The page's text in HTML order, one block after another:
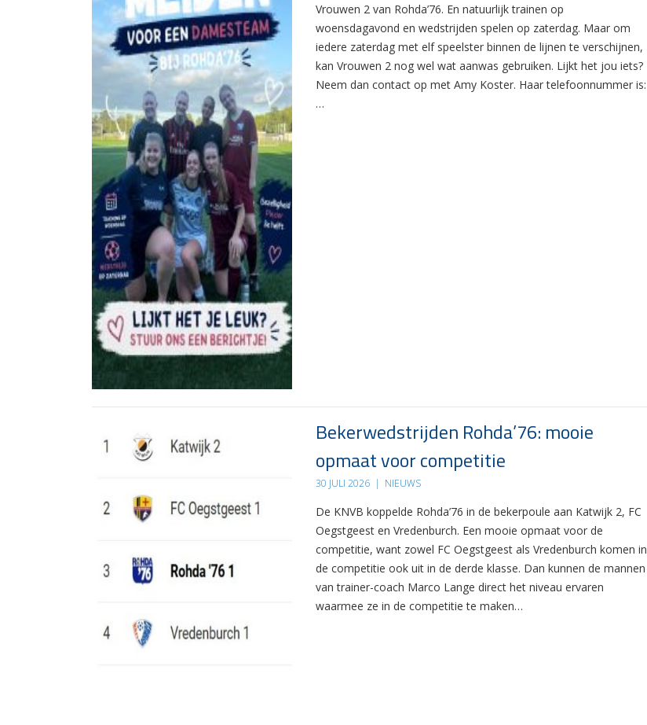
Vrouwen 2 van Rohda’76. En natuurlijk trainen op
woensdagavond en wedstrijden spelen op zaterdag. Maar om
iedere zaterdag met elf speelster binnen de lijnen te verschijnen,
kan Vrouwen 2 nog wel wat aanwas gebruiken. Lijkt het jou iets?
Neem dan contact op met Amy Koster. Haar telefoonnummer is:
…
Bekerwedstrijden Rohda’76: mooie
opmaat voor competitie
30 JULI 2026 | NIEUWS
De KNVB koppelde Rohda’76 in de bekerpoule aan Katwijk 2, FC
Oegstgeest en Vredenburch. Een mooie opmaat voor de
competitie, want zowel FC Oegstgeest als Vredenburch komen in
de competitie ook uit in de derde klasse. Dan kunnen de mannen
van trainer-coach Marco Lange direct het niveau ervaren
waarmee ze in de competitie te maken…